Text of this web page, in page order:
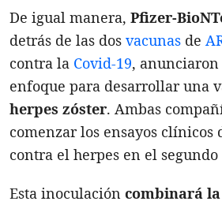
De igual manera, Pfizer-
detrás de las dos vacunas de
contra la Covid-19, anunciaron
enfoque para desarrollar una
herpes zóster. Ambas
comenzar los ensayos clínicos
contra el herpes en el segundo
Esta inoculación combinará